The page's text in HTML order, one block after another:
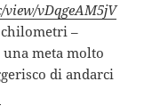
vDqgeAM5jV
–
meta molto
di andarci
MARINELLI (SO).